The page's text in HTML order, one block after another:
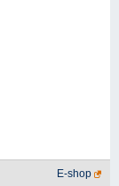
E-shop